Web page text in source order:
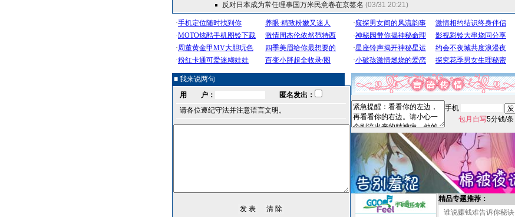
反对日本成为常任理事国万米民意卷在京签名 (03/31 20:21)
■ 我来说两句
用 户：
匿名发出：
请各位遵纪守法并注意语言文明。
手机
包月自写5分钱/条
精品专题推荐：
谁说赚钱难告诉你秘诀